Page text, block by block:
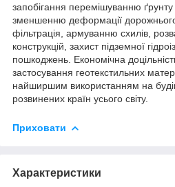
запобігання перемішуванню
зменшенню деформації
фільтрація, армуванню схилів,
конструкцій, захист підземної
пошкоджень. Економічна
застосування геотекстильних
найширшим використанням на
розвинених країн усього світу.
Приховати
Характеристики